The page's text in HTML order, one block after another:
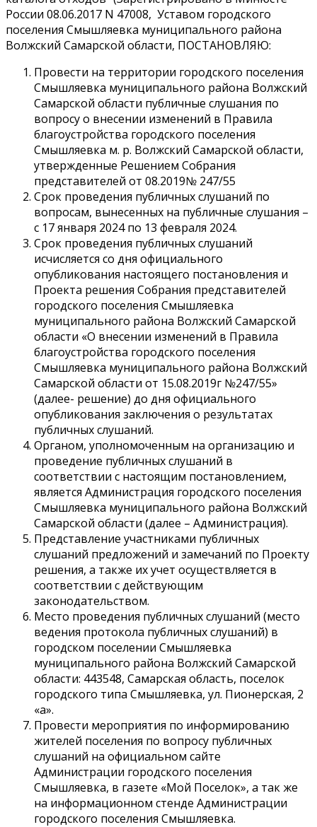
России 08.06.2017 N 47008, Уставом городского
поселения Смышляевка муниципального района
Волжский Самарской области, ПОСТАНОВЛЯЮ:
Провести на территории городского поселения
Смышляевка муниципального района Волжский
Самарской области публичные слушания по
вопросу о внесении изменений в Правила
благоустройства городского поселения
Смышляевка м. р. Волжский Самарской области,
утвержденные Решением Собрания
представителей от 08.2019№ 247/55
Срок проведения публичных слушаний по
вопросам, вынесенных на публичные слушания –
с 17 января 2024 по 13 февраля 2024.
Срок проведения публичных слушаний
исчисляется со дня официального
опубликования настоящего постановления и
Проекта решения Собрания представителей
городского поселения Смышляевка
муниципального района Волжский Самарской
области «О внесении изменений в Правила
благоустройства городского поселения
Смышляевка муниципального района Волжский
Самарской области от 15.08.2019г №247/55»
(далее- решение) до дня официального
опубликования заключения о результатах
публичных слушаний.
Органом, уполномоченным на организацию и
проведение публичных слушаний в
соответствии с настоящим постановлением,
является Администрация городского поселения
Смышляевка муниципального района Волжский
Самарской области (далее – Администрация).
Представление участниками публичных
слушаний предложений и замечаний по Проекту
решения, а также их учет осуществляется в
соответствии с действующим
законодательством.
Место проведения публичных слушаний (место
ведения протокола публичных слушаний) в
городском поселении Смышляевка
муниципального района Волжский Самарской
области: 443548, Самарская область, поселок
городского типа Смышляевка, ул. Пионерская, 2
«а».
Провести мероприятия по информированию
жителей поселения по вопросу публичных
слушаний на официальном сайте
Администрации городского поселения
Смышляевка, в газете «Мой Поселок», а так же
на информационном стенде Администрации
городского поселения Смышляевка.